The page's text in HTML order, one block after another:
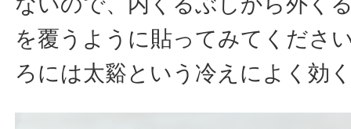
を覆うように貼ってみてくださ
ろには太谿という冷えによく効